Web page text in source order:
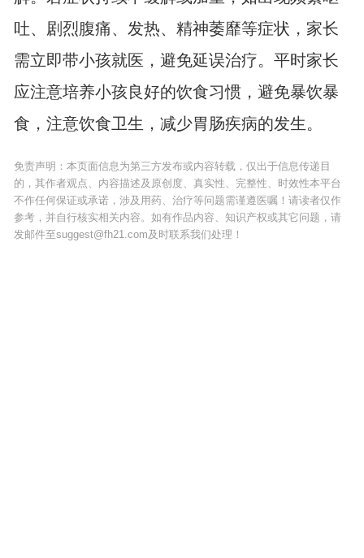
吐、剧烈腹痛、发热、精神萎靡等症状，家长
需立即带小孩就医，避免延误治疗。平时家长
应注意培养小孩良好的饮食习惯，避免暴饮暴
食，注意饮食卫生，减少胃肠疾病的发生。
免责声明：本页面信息为第三方发布或内容转载，仅出于信息传递目
的，其作者观点、内容描述及原创度、真实性、完整性、时效性本平台
不作任何保证或承诺，涉及用药、治疗等问题需谨遵医嘱！请读者仅作
参考，并自行核实相关内容。如有作品内容、知识产权或其它问题，请
发邮件至suggest@fh21.com及时联系我们处理！